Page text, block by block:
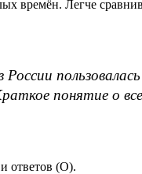
времён. Легче
понятие о
ответов (О).